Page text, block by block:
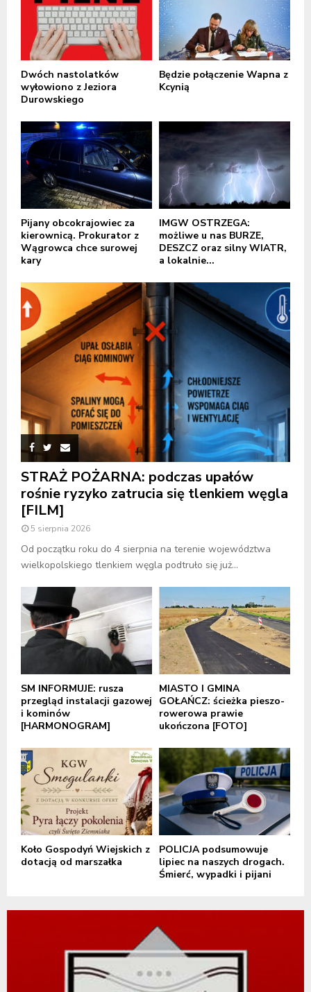
Dwóch nastolatków
wyłowiono z Jeziora
Durowskiego
Będzie połączenie Wapna z
Kcynią
Pijany obcokrajowiec za
kierownicą. Prokurator z
Wągrowca chce surowej
kary
IMGW OSTRZEGA:
możliwe u nas BURZE,
DESZCZ oraz silny WIATR,
a lokalnie...
STRAŻ POŻARNA: podczas upałów
rośnie ryzyko zatrucia się tlenkiem węgla
[FILM]
5 sierpnia 2026
Od początku roku do 4 sierpnia na terenie województwa
wielkopolskiego tlenkiem węgla podtruło się już...
SM INFORMUJE: rusza
przegląd instalacji gazowej
i kominów
[HARMONOGRAM]
MIASTO I GMINA
GOŁAŃCZ: ścieżka pieszo-
rowerowa prawie
ukończona [FOTO]
Koło Gospodyń Wiejskich z
dotacją od marszałka
POLICJA podsumowuje
lipiec na naszych drogach.
Śmierć, wypadki i pijani